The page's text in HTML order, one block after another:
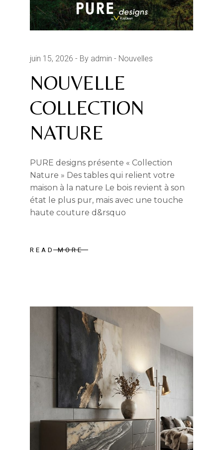
juin 15, 2026 By admin Nouvelles
NOUVELLE
COLLECTION
NATURE
PURE designs présente « Collection
Nature » Des tables qui relient votre
maison à la nature Le bois revient à son
état le plus pur, mais avec une touche
haute couture d&rsquo
READ MORE